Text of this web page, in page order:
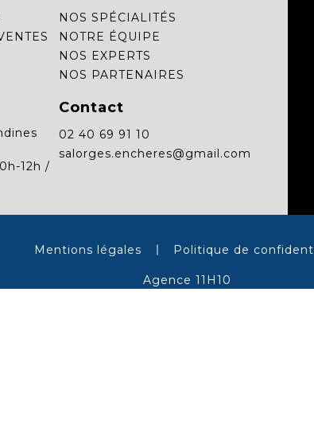
NOS SPÉCIALITÉS
NOTRE ÉQUIPE
NOS EXPERTS
NOS PARTENAIRES
12h /
Contact
02 40 69 91 10
salorges.encheres@gmail.com
Mentions légales Politique de
Agence 11H10